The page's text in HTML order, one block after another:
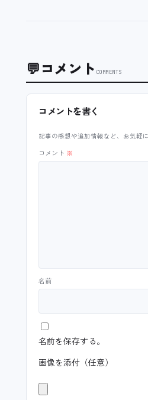
💬コメント COMMENTS
コメントを書く
記事の感想や追加情報など、お気軽
コメント ※
名前
名前を保存する。
画像を添付（任意）